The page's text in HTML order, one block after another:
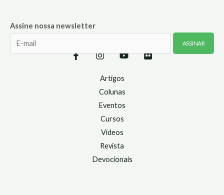
Assine nossa newsletter
Artigos
Colunas
Eventos
Cursos
Vídeos
Revista
Devocionais